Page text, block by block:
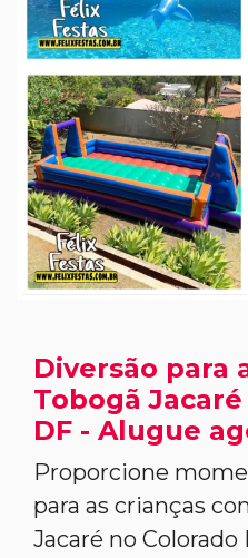
Diversão para
Tobogã
DF - Alugue
Proporcione
para as crianças
Jacaré no Colorado